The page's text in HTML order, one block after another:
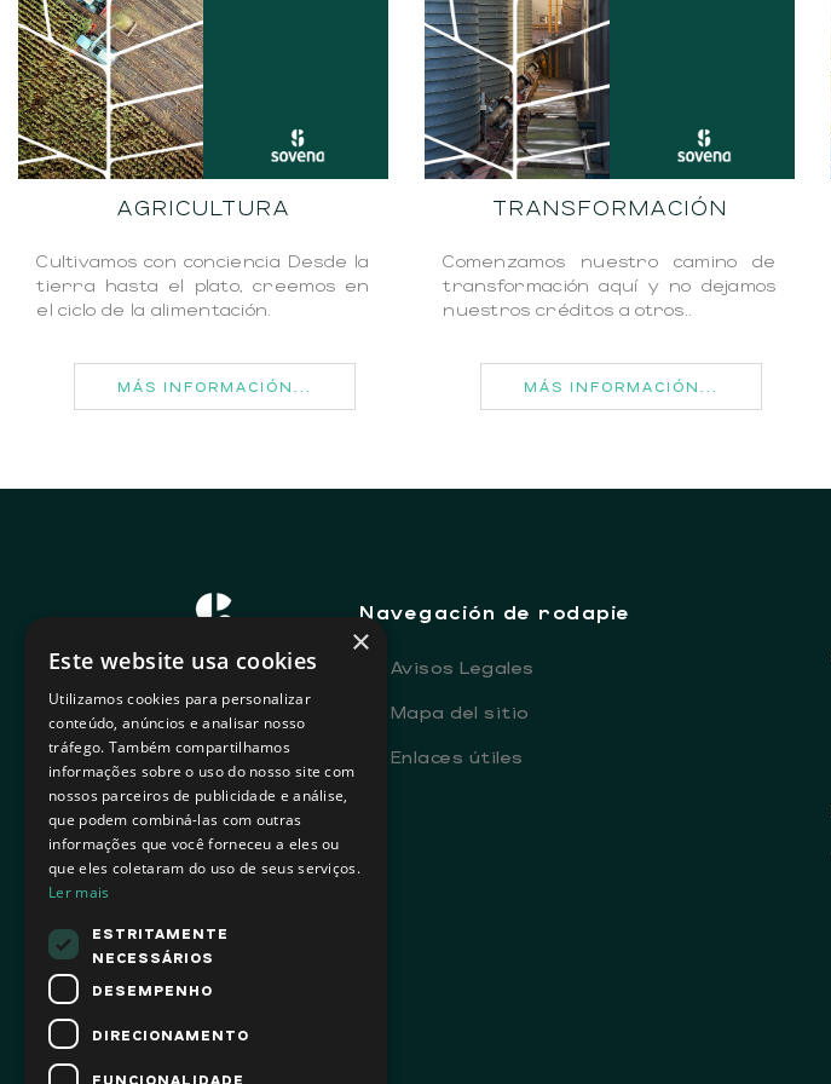
AGRICULTURA
Cultivamos con conciencia Desde la
tierra hasta el plato, creemos en
el ciclo de la alimentación.
MÁS INFORMACIÓN...
TRANSFORMACIÓN
Comenzamos nuestro camino de
transformación aquí y no dejamos
nuestros créditos a otros..
MÁS INFORMACIÓN...
Navegación de rodapie
Avisos Legales
Mapa del sitio
Enlaces útiles
×
Este website usa cookies
Utilizamos cookies para personalizar
conteúdo, anúncios e analisar nosso
tráfego. Também compartilhamos
informações sobre o uso do nosso site com
nossos parceiros de publicidade e análise,
que podem combiná-las com outras
informações que você forneceu a eles ou
que eles coletaram do uso de seus serviços.
Ler mais
ESTRITAMENTE
NECESSÁRIOS
DESEMPENHO
DIRECIONAMENTO
FUNCIONALIDADE